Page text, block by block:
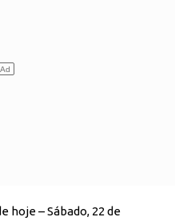
hoje – Sábado, 22 de